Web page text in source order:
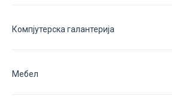
Компјутерска галантерија
Мебел